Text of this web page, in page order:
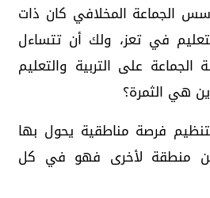
الجماعة المخلافي كان ذات
في تعز، ولك أن تتساءل
الجماعة على التربية والتعليم
هي الثمرة؟
فرصة مناطقية يحول بها
منطقة لأخرى فهو في كل